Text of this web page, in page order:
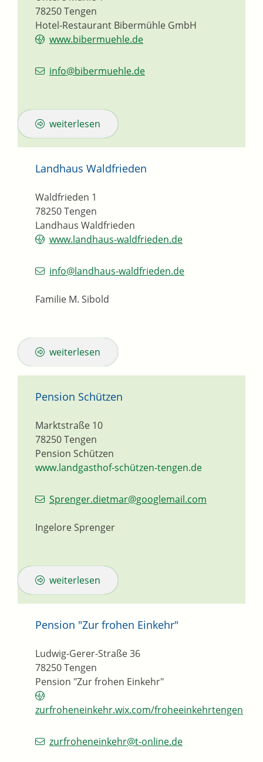
Hotel-Restaurant Bibermühle GmbH
78250Tengen
www.bibermuehle.de
info@bibermuehle.de
weiterlesen
Landhaus Waldfrieden
Landhaus Waldfrieden
Waldfrieden 1
78250Tengen
www.landhaus-waldfrieden.de
info@landhaus-waldfrieden.de
Familie M. Sibold
weiterlesen
Pension Schützen
Pension Schützen
Marktstraße 10
78250Tengen
www.landgasthof-schützen-tengen.de
Sprenger.dietmar@googlemail.com
IngeloreSprenger
weiterlesen
Pension "Zur frohen Einkehr"
Pension "Zur frohen Einkehr"
Ludwig-Gerer-Straße 36
78250Tengen
zurfroheneinkehr.wix.com/froheeinkehrtengen
zurfroheneinkehr@t-online.de